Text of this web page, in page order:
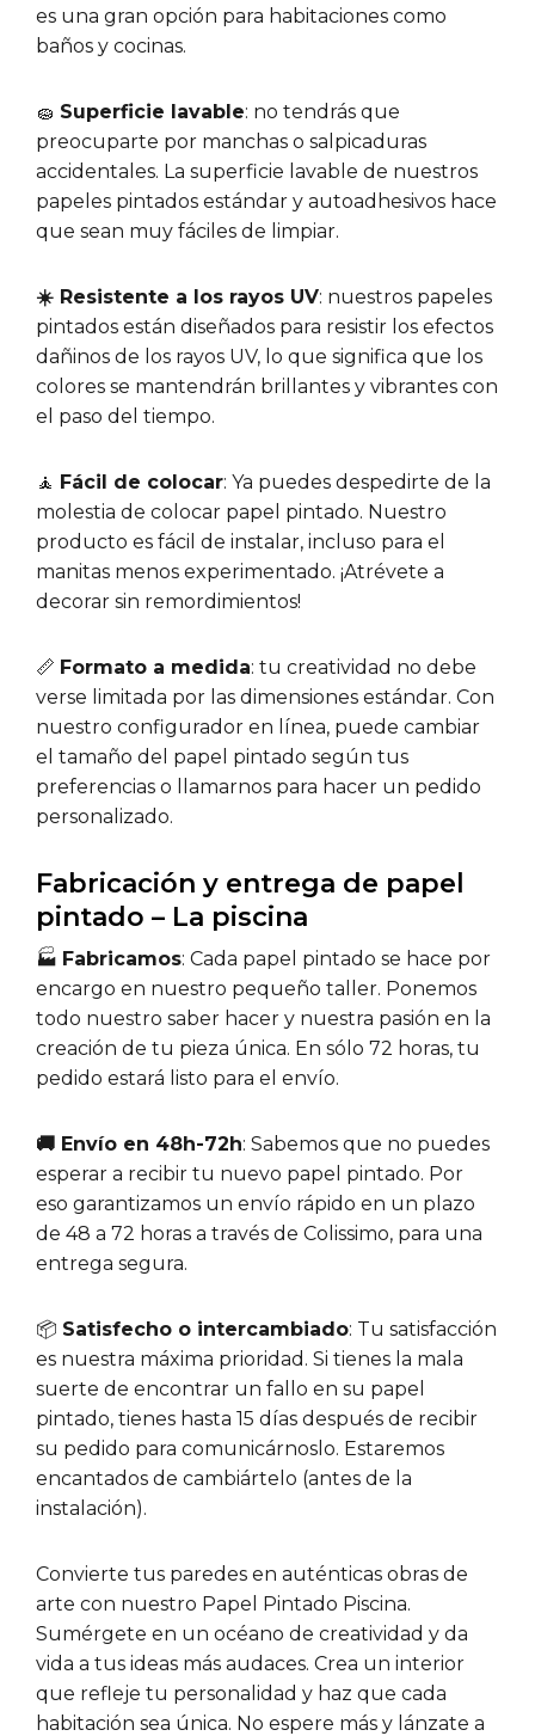
es una gran opción para habitaciones como
baños y cocinas.
🧽 Superficie lavable: no tendrás que
preocuparte por manchas o salpicaduras
accidentales. La superficie lavable de nuestros
papeles pintados estándar y autoadhesivos hace
que sean muy fáciles de limpiar.
☀️ Resistente a los rayos UV: nuestros papeles
pintados están diseñados para resistir los efectos
dañinos de los rayos UV, lo que significa que los
colores se mantendrán brillantes y vibrantes con
el paso del tiempo.
🧘 Fácil de colocar: Ya puedes despedirte de la
molestia de colocar papel pintado. Nuestro
producto es fácil de instalar, incluso para el
manitas menos experimentado. ¡Atrévete a
decorar sin remordimientos!
📏 Formato a medida: tu creatividad no debe
verse limitada por las dimensiones estándar. Con
nuestro configurador en línea, puede cambiar
el tamaño del papel pintado según tus
preferencias o llamarnos para hacer un pedido
personalizado.
Fabricación y entrega de papel
pintado – La piscina
🏭 Fabricamos: Cada papel pintado se hace por
encargo en nuestro pequeño taller. Ponemos
todo nuestro saber hacer y nuestra pasión en la
creación de tu pieza única. En sólo 72 horas, tu
pedido estará listo para el envío.
🚚 Envío en 48h-72h: Sabemos que no puedes
esperar a recibir tu nuevo papel pintado. Por
eso garantizamos un envío rápido en un plazo
de 48 a 72 horas a través de Colissimo, para una
entrega segura.
📦 Satisfecho o intercambiado: Tu satisfacción
es nuestra máxima prioridad. Si tienes la mala
suerte de encontrar un fallo en su papel
pintado, tienes hasta 15 días después de recibir
su pedido para comunicárnoslo. Estaremos
encantados de cambiártelo (antes de la
instalación).
Convierte tus paredes en auténticas obras de
arte con nuestro Papel Pintado Piscina.
Sumérgete en un océano de creatividad y da
vida a tus ideas más audaces. Crea un interior
que refleje tu personalidad y haz que cada
habitación sea única. No espere más y lánzate a